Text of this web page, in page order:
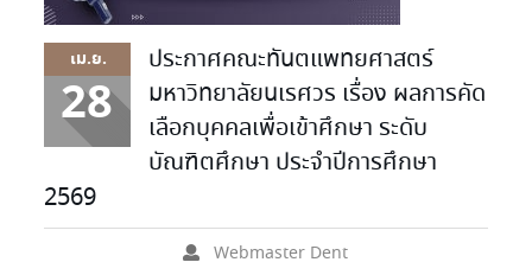
เม.ย.
28
ประกาศคณะทันตแพทยศาสตร์
มหาวิทยาลัยนเรศวร เรื่อง ผลการคัด
เลือกบุคคลเพื่อเข้าศึกษา ระดับ
บัณฑิตศึกษา ประจำปีการศึกษา
2569
Webmaster Dent